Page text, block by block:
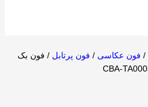
/ فون عکاسی / فون پرتابل / فون بک